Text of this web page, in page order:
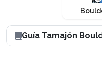
Guía Tamajón